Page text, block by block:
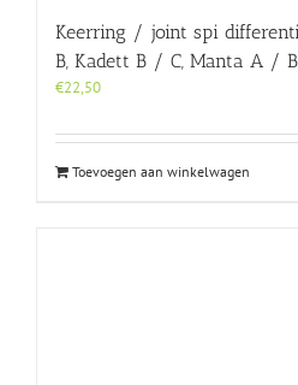
Keerring / joint spi
B, Kadett B / C, Manta A /
€22,50
Toevoegen aan winkelwagen